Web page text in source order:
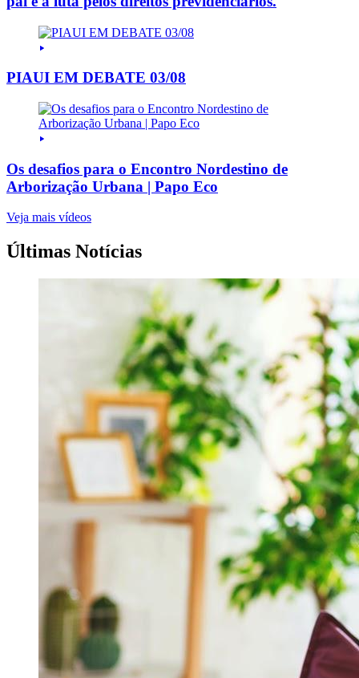
PIAUI EM DEBATE 03/08
Os desafios para o Encontro Nordestino de
Arborização Urbana | Papo Eco
Veja mais vídeos
Últimas Notícias